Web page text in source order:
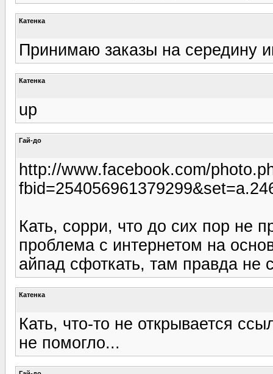
Катенка
Принимаю заказы на середину
Катенка
up
Гай-до
http://www.facebook.com/
Кать, сорри, что до сих пор не
проблема с интернетом на
айпад сфоткать, там правда не
Катенка
Кать, что-то не открывается
не помогло...